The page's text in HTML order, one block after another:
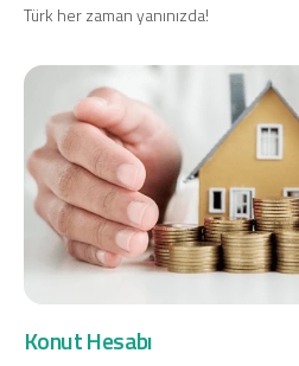
Türk her zaman yanınızda!
Konut Hesabı